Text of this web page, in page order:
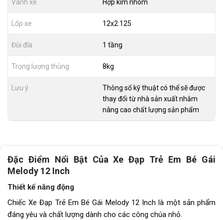
Vành xe Hợp kim nhôm
Lốp xe 12x2.125
Đùi đĩa 1 tầng
Trọng lượng thùng 8kg
Lưu ý
Thông số kỹ thuật có thể sẽ được
thay đổi từ nhà sản xuất nhằm
nâng cao chất lượng sản phẩm
Đặc Điểm Nổi Bật Của Xe Đạp Trẻ Em Bé Gái
Melody 12 Inch
Thiết kế năng động
Chiếc Xe Đạp Trẻ Em Bé Gái Melody 12 Inch là một sản phẩm
đáng yêu và chất lượng dành cho các công chúa nhỏ.